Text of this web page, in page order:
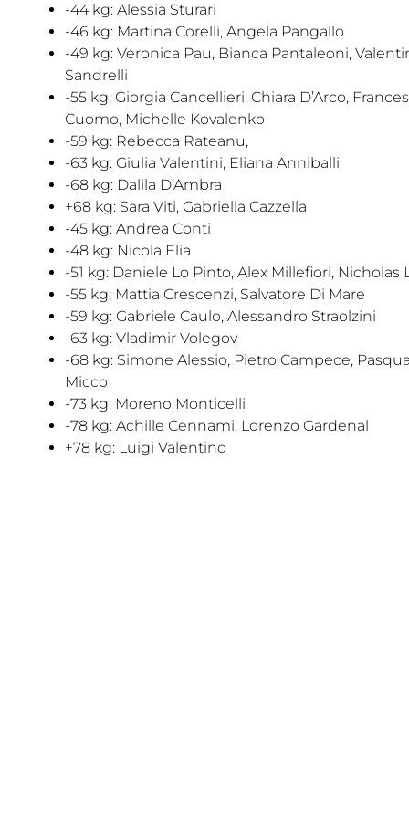
-44 kg: Alessia Sturari
-46 kg: Martina Corelli, Angela Pangallo
-49 kg: Veronica Pau, Bianca Pantaleoni,
Sandrelli
-55 kg: Giorgia Cancellieri, Chiara D’Arco,
Cuomo, Michelle Kovalenko
-59 kg: Rebecca Rateanu,
-63 kg: Giulia Valentini, Eliana Anniballi
-68 kg: Dalila D’Ambra
+68 kg: Sara Viti, Gabriella Cazzella
-45 kg: Andrea Conti
-48 kg: Nicola Elia
-51 kg: Daniele Lo Pinto, Alex Millefiori, Nicholas
-55 kg: Mattia Crescenzi, Salvatore Di Mare
-59 kg: Gabriele Caulo, Alessandro Straolzini
-63 kg: Vladimir Volegov
-68 kg: Simone Alessio, Pietro Campece,
Micco
-73 kg: Moreno Monticelli
-78 kg: Achille Cennami, Lorenzo Gardenal
+78 kg: Luigi Valentino